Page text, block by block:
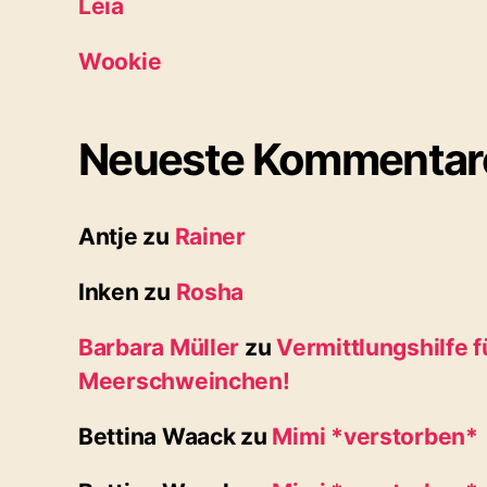
Leia
Wookie
Neueste
Antje zu Rainer
Inken zu Rosha
Barbara Müller zuVermittlungshilfe
Meerschweinchen!
Bettina Waackzu Mimi *verstorben*